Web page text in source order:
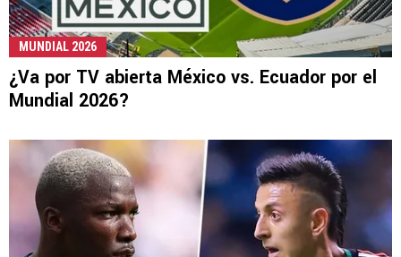
MUNDIAL 2026
¿Va por TV abierta México vs. Ecuador por el
Mundial 2026?